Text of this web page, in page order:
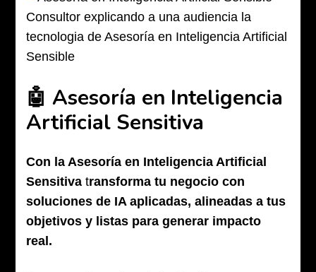
🤖 Asesoría en Inteligencia
Artificial Sensitiva
Con la Asesoría en Inteligencia Artificial
Sensitivatransforma tu negocio con
soluciones de IA aplicadas, alineadas a tus
objetivos y listas para generar impacto
real.